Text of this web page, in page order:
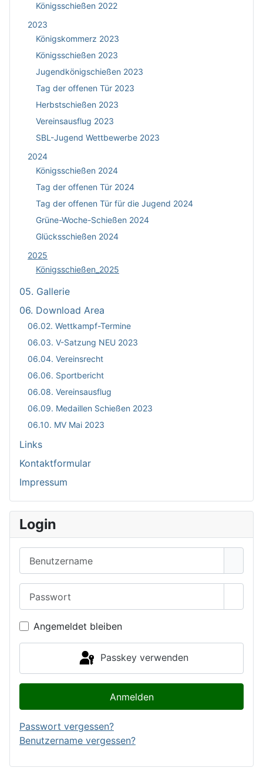
Königsschießen 2022
2023
Königskommerz 2023
Königsschießen 2023
Jugendkönigschießen 2023
Tag der offenen Tür 2023
Herbstschießen 2023
Vereinsausflug 2023
SBL-Jugend Wettbewerbe 2023
2024
Königsschießen 2024
Tag der offenen Tür 2024
Tag der offenen Tür für die Jugend 2024
Grüne-Woche-Schießen 2024
Glücksschießen 2024
2025
Königsschießen_2025
05. Gallerie
06. Download Area
06.02. Wettkampf-Termine
06.03. V-Satzung NEU 2023
06.04. Vereinsrecht
06.06. Sportbericht
06.08. Vereinsausflug
06.09. Medaillen Schießen 2023
06.10. MV Mai 2023
Links
Kontaktformular
Impressum
Login
Angemeldet bleiben
Passkey verwenden
Anmelden
Passwort vergessen?
Benutzername vergessen?